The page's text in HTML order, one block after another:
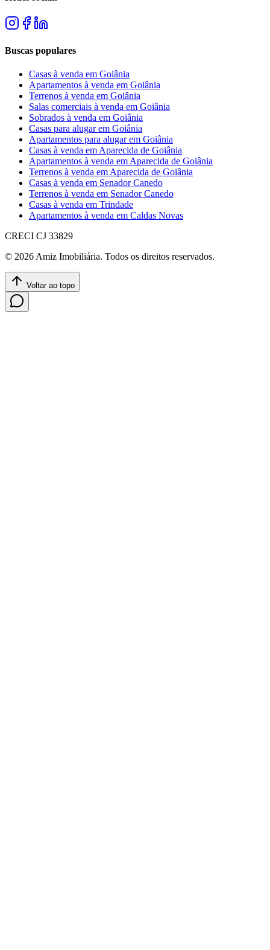
Buscas populares
Casas à venda em Goiânia
Apartamentos à venda em Goiânia
Terrenos à venda em Goiânia
Salas comerciais à venda em Goiânia
Sobrados à venda em Goiânia
Casas para alugar em Goiânia
Apartamentos para alugar em Goiânia
Casas à venda em Aparecida de Goiânia
Apartamentos à venda em Aparecida de Goiânia
Terrenos à venda em Aparecida de Goiânia
Casas à venda em Senador Canedo
Terrenos à venda em Senador Canedo
Casas à venda em Trindade
Apartamentos à venda em Caldas Novas
CRECI CJ 33829
© 2026Amiz Imobiliária. Todos os direitos reservados.
Voltar ao topo